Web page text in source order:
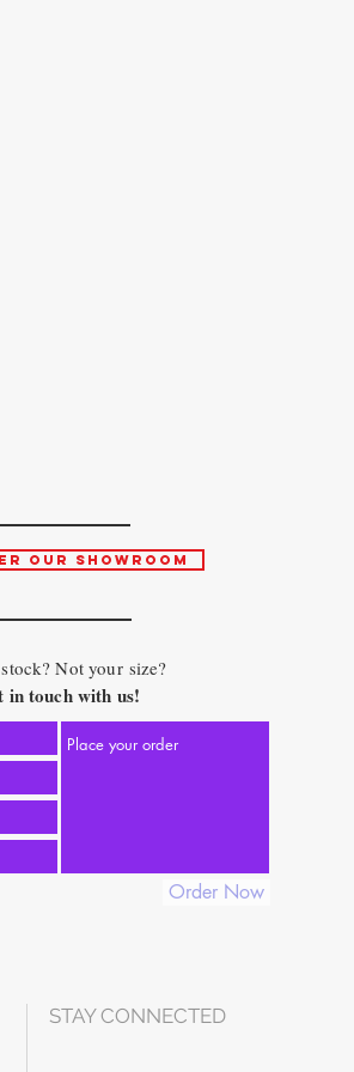
OUR SHOWROOM
Not your size?
in touch with us!
Order Now
STAY CONNECTED